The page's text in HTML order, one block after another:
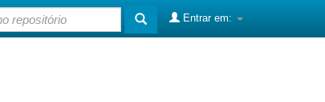
Entrar em: